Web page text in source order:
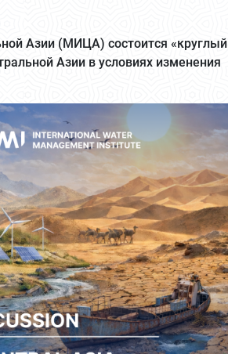
Азии (МИЦА) состоится «круглый
Азии в условиях изменения